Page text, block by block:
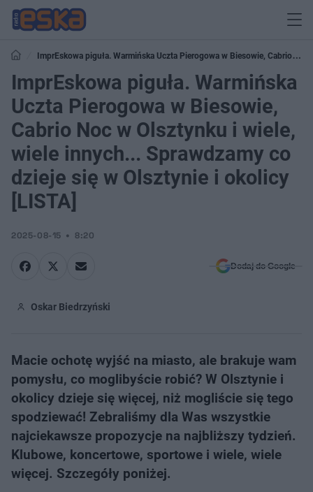
ImprEskowa piguła. Warmińska Uczta Pierogowa w Biesowie, Cabrio Noc
w Olsztynku i wiele, wiele innych... Sprawdzamy co dzieje się w Olsztynie i
okolicy [LISTA]
ImprEskowa piguła. Warmińska
Uczta Pierogowa w Biesowie,
Cabrio Noc w Olsztynku i wiele,
wiele innych... Sprawdzamy co
dzieje się w Olsztynie i okolicy
[LISTA]
2025-08-15 8:20
Dodaj do Google
Oskar Biedrzyński
Macie ochotę wyjść na miasto, ale brakuje wam
pomysłu, co moglibyście robić? W Olsztynie i
okolicy dzieje się więcej, niż mogliście się tego
spodziewać! Zebraliśmy dla Was wszystkie
najciekawsze propozycje na najbliższy tydzień.
Klubowe, koncertowe, sportowe i wiele, wiele
więcej. Szczegóły poniżej.